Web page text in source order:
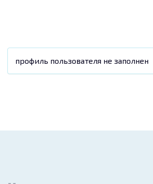
профиль пользователя не заполнен